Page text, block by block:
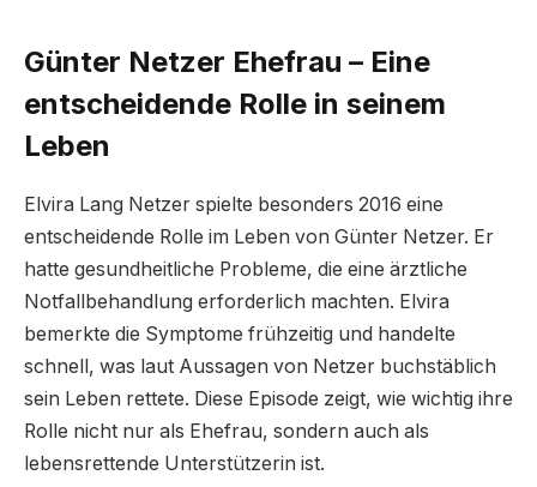
Günter Netzer Ehefrau – Eine
entscheidende Rolle in seinem
Leben
Elvira Lang Netzer spielte besonders 2016 eine
entscheidende Rolle im Leben von Günter Netzer. Er
hatte gesundheitliche Probleme, die eine ärztliche
Notfallbehandlung erforderlich machten. Elvira
bemerkte die Symptome frühzeitig und handelte
schnell, was laut Aussagen von Netzer buchstäblich
sein Leben rettete. Diese Episode zeigt, wie wichtig ihre
Rolle nicht nur als Ehefrau, sondern auch als
lebensrettende Unterstützerin ist.